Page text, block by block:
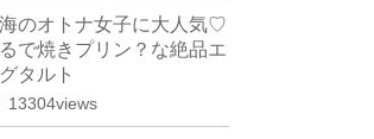
海のオトナ女子に大人気♡
で焼きプリン？な絶品エ
タルト
13304views